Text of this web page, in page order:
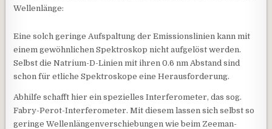
Wellenlänge:
Eine solch geringe Aufspaltung der Emissionslinien kann mit
einem gewöhnlichen Spektroskop nicht aufgelöst werden.
Selbst die Natrium-D-Linien mit ihren 0.6 nm Abstand sind
schon für etliche Spektroskope eine Herausforderung.
Abhilfe schafft hier ein spezielles Interferometer, das sog.
Fabry-Perot-Interferometer. Mit diesem lassen sich selbst so
geringe Wellenlängenverschiebungen wie beim Zeeman-